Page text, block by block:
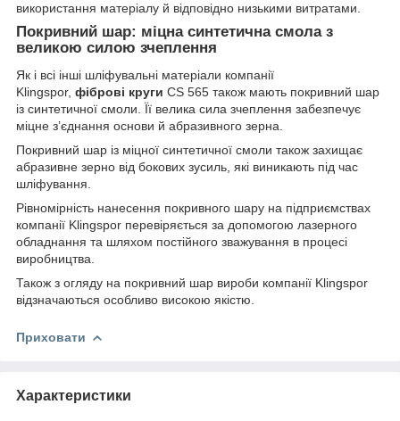
використання матеріалу й відповідно низькими витратами.
Покривний шар: міцна синтетична смола з
великою силою зчеплення
Як і всі інші шліфувальні матеріали компанії
Klingspor, фіброві круги CS 565 також мають покривний шар
із синтетичної смоли. Її велика сила зчеплення забезпечує
міцне з’єднання основи й абразивного зерна.
Покривний шар із міцної синтетичної смоли також захищає
абразивне зерно від бокових зусиль, які виникають під час
шліфування.
Рівномірність нанесення покривного шару на підприємствах
компанії Klingspor перевіряється за допомогою лазерного
обладнання та шляхом постійного зважування в процесі
виробництва.
Також з огляду на покривний шар вироби компанії Klingspor
відзначаються особливо високою якістю.
Приховати
Характеристики